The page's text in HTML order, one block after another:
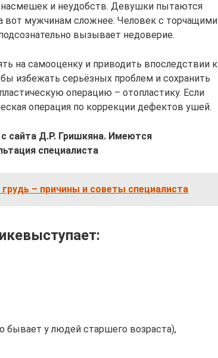
и неудобств. Девушки пытаются
мужчинам сложнее. Человек с торчащими
вызывает недоверие.
на самооценку и приводить впоследствии к
избежать серьёзных проблем и сохранить
операцию – отопластику. Если
операция по коррекции дефектов ушей.
сайта Д.Р. Гришкяна. Имеются
специалиста
– причины и советы специалиста
бывает у людей старшего возраста),